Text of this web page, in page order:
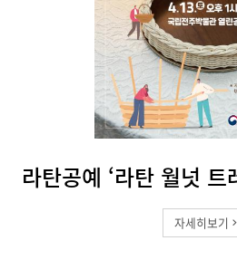
자세히보기